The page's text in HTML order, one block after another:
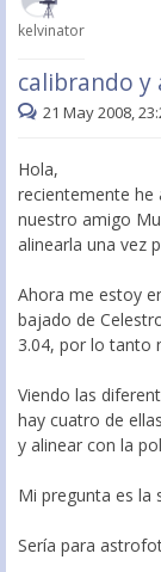
kelvinator
calibrando y
21 May 2008,
Hola,
recientemente he
nuestro amigo
alinearla una vez
Ahora me estoy
bajado de
3.04, por lo tanto
Viendo las
hay cuatro de
y alinear con la
Mi pregunta es la
Sería para